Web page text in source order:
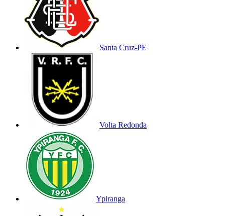
Santa Cruz-PE
Volta Redonda
Ypiranga